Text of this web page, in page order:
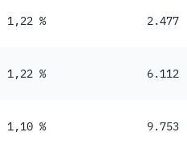
1,22 % 2.477
1,22 % 6.112
1,10 % 9.753